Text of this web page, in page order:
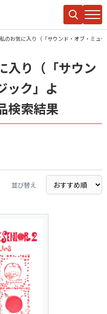
私のお気に入り（「サウンド・オブ・ミュ
入り（「サウン
ック」よ
検索結果
並び替え